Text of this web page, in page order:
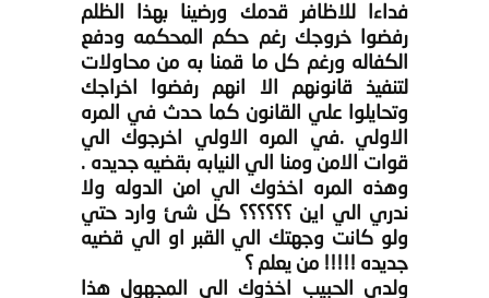
فداءا للاظافر قدمك ورضينا بهذا الظلم
رفضوا خروجك رغم حكم المحكمه ودفع
الكفاله ورغم كل ما قمنا به من محاولات
لتنفيذ قانونهم الا انهم رفضوا اخراجك
وتحايلوا علي القانون كما حدث في المره
الاولي .في المره الاولي اخرجوك الي
قوات الامن ومنا الي النيابه بقضيه جديده .
وهذه المره اخذوك الي امن الدوله ولا
ندري الي اين ؟؟؟؟؟؟ كل شئ وارد حتي
ولو كانت وجهتك الي القبر او الي قضيه
جديده !!!!! من يعلم ؟
ولدي الحبيب اخذوك الي المجهول هذا